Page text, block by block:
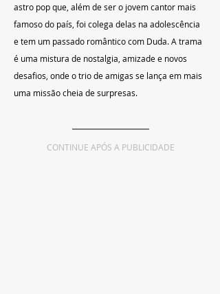
astro pop que, além de ser o jovem cantor mais
famoso do país, foi colega delas na adolescência
e tem um passado romântico com Duda. A trama
é uma mistura de nostalgia, amizade e novos
desafios, onde o trio de amigas se lança em mais
uma missão cheia de surpresas.
CONTINUE APÓS A PUBLICIDADE